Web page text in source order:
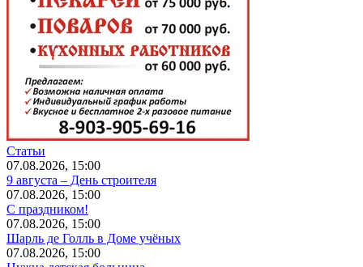
Статьи
07.08.2026, 15:00
9 августа – День строителя
07.08.2026, 15:00
С праздником!
07.08.2026, 15:00
Шарль де Голль в Доме учёных
07.08.2026, 15:00